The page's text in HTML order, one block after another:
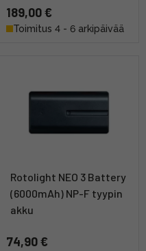
189,00 €
Toimitus 4 - 6 arkipäivää
Rotolight NEO 3 Battery
(6000mAh) NP-F tyypin
akku
74,90 €